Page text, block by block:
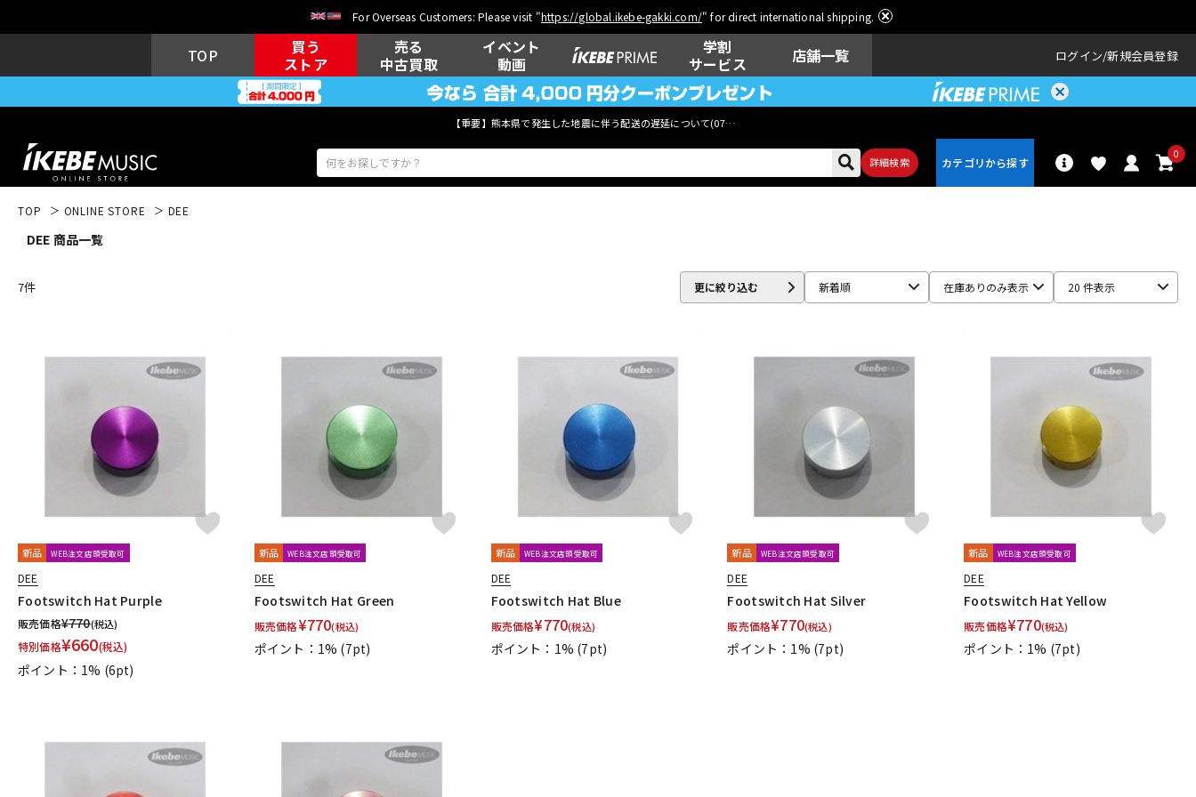
For Overseas Customers: Please visit "https://global.ikebe-gakki.com/" for direct international shipping.
TOP
買う
ストア
売る
中古買取
イベント
動画
学割
サービス
店舗一覧 ログイン 新規会員登録
【重要】熊本県で発生した地震に伴う配送の遅延について(07月29日
詳細検索
0
DJ機器 DTM 配信/ライブ
機器
楽器アクセサ
中古 ヴィンテージ
TOP ONLINE STORE DEE
DEE 商品一覧
7件 更に絞り込む 新着順 在庫ありのみ表示 20 件表示
新品 WEB注文店頭受取可
DEE
Footswitch Hat Purple
販売価格¥770(税込)
特別価格¥660(税込)
ポイント：1% (6pt)
新品 WEB注文店頭受取可
DEE
Footswitch Hat Green
販売価格¥770(税込)
ポイント：1% (7pt)
新品 WEB注文店頭受取可
DEE
Footswitch Hat Blue
販売価格¥770(税込)
ポイント：1% (7pt)
新品 WEB注文店頭受取可
DEE
Footswitch Hat Silver
販売価格¥770(税込)
ポイント：1% (7pt)
新品 WEB注文店頭受取可
DEE
Footswitch Hat Yellow
販売価格¥770(税込)
ポイント：1% (7pt)